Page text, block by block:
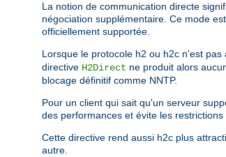
La notion de communication directe
négociation supplémentaire. Ce mode
officiellement supportée.
Lorsque le protocole h2 ou h2c n'est pas
directive H2Direct ne produit alors
blocage définitif comme NNTP.
Pour un client qui sait qu'un serveur
des performances et évite les
Cette directive rend aussi h2c plus
autre.